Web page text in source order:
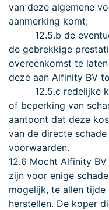
van deze algemene
aanmerking komt;
12.5.b de
de gebrekkige
overeenkomst te
deze aan Alfinity BV
12.5.c redelijke
of beperking van
aantoont dat deze
van de directe
voorwaarden.
12.6 Mocht Alfinity
zijn voor enige
mogelijk, te allen
herstellen. De koper